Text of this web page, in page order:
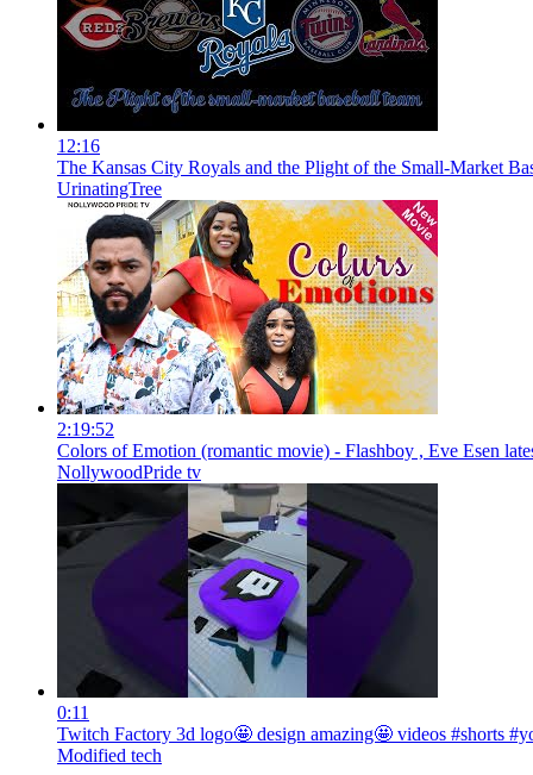
12:16
The Kansas City Royals and the Plight of the Small-Market
UrinatingTree
2:19:52
Colors of Emotion (romantic movie) - Flashboy , Eve Esen
NollywoodPride tv
0:11
Twitch Factory 3d logo🤩 design amazing🤩 videos #shorts
Modified tech